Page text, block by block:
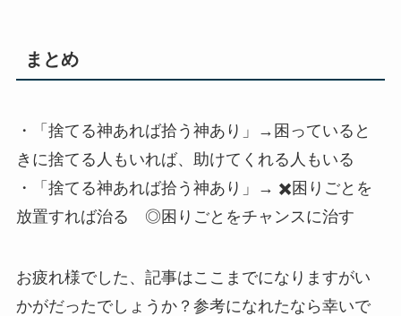
まとめ
・「捨てる神あれば拾う神あり」→困っていると
きに捨てる人もいれば、助けてくれる人もいる
・「捨てる神あれば拾う神あり」→ ✖️困りごとを
放置すれば治る ◎困りごとをチャンスに治す
お疲れ様でした、記事はここまでになりますがい
かがだったでしょうか？参考になれたなら幸いで